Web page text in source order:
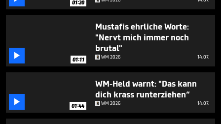
1
01:20
 01:11
Mustafis ehrliche Worte:
"Nervt mich immer noch
brutal"
WM 2026 14.07.
 01:44
WM-Held warnt: "Das kann
dich krass runterziehen“
WM 2026 14.07.